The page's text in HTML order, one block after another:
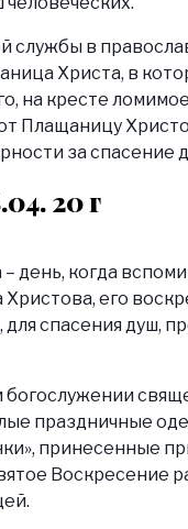
службы в
Христа, в
на кресте
Плащаницу
за спасение
20 г
день, когда
Христова, его
для спасения душ,
богослужении
праздничные
принесенные
Воскресение